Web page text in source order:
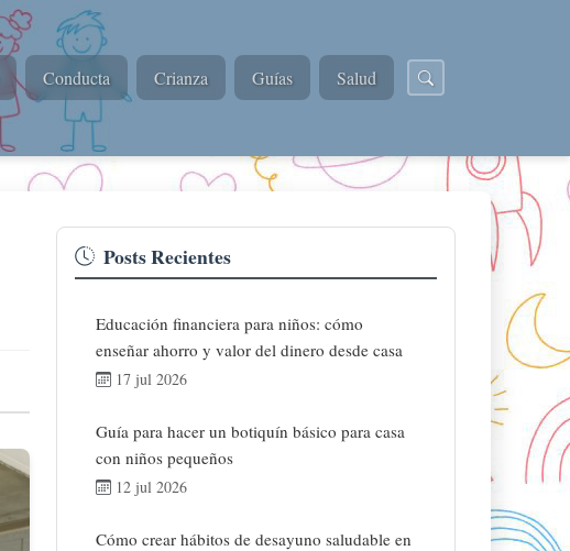
Conducta Crianza Guías Salud
Posts Recientes
Educación financiera para niños: cómo
enseñar ahorro y valor del dinero desde casa
17 jul 2026
Guía para hacer un botiquín básico para casa
con niños pequeños
12 jul 2026
Cómo crear hábitos de desayuno saludable en